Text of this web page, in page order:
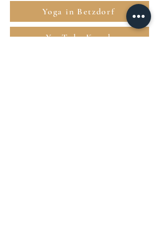
Yoga in Betzdorf
YouTube Kanal